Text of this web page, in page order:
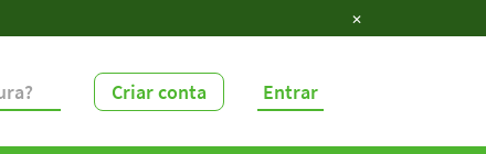
✕
Criar conta Entrar